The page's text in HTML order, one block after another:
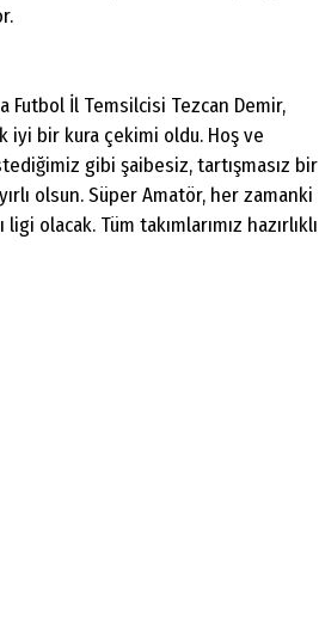
Futbol İl Temsilcisi Tezcan Demir,
iyi bir kura çekimi oldu. Hoş ve
gibi şaibesiz, tartışmasız bir
olsun. Süper Amatör, her zamanki
olacak. Tüm takımlarımız hazırlıklı